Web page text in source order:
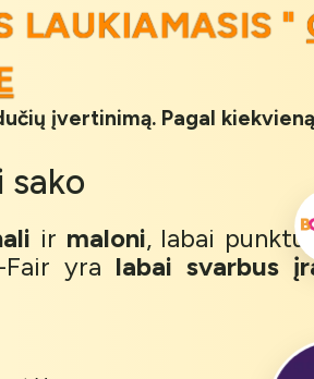
LAUKIAMASIS "
įvertinimą. Pagal
sako
ir maloni, labai
yra labai svarbus